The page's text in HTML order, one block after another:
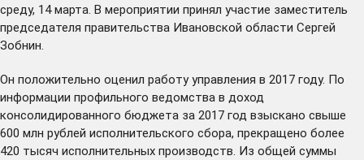
среду, 14 марта. В мероприятии принял участие заместитель
председателя правительства Ивановской области Сергей
Зобнин.
Он положительно оценил работу управления в 2017 году. По
информации профильного ведомства в доход
консолидированного бюджета за 2017 год взыскано свыше
600 млн рублей исполнительского сбора, прекращено более
420 тысяч исполнительных производств. Из общей суммы